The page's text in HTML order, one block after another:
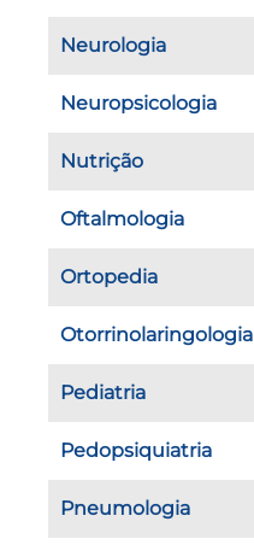
Neurologia
Neuropsicologia
Nutrição
Oftalmologia
Ortopedia
Otorrinolaringologia
Pediatria
Pedopsiquiatria
Pneumologia